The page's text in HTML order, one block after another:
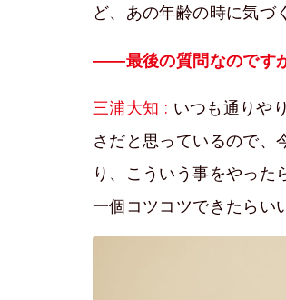
ど、あの年齢の時に気づ
――最後の質問なのです
三浦大知 : いつも通りや
さだと思っているので、
り、こういう事をやっ
一個コツコツできたらい